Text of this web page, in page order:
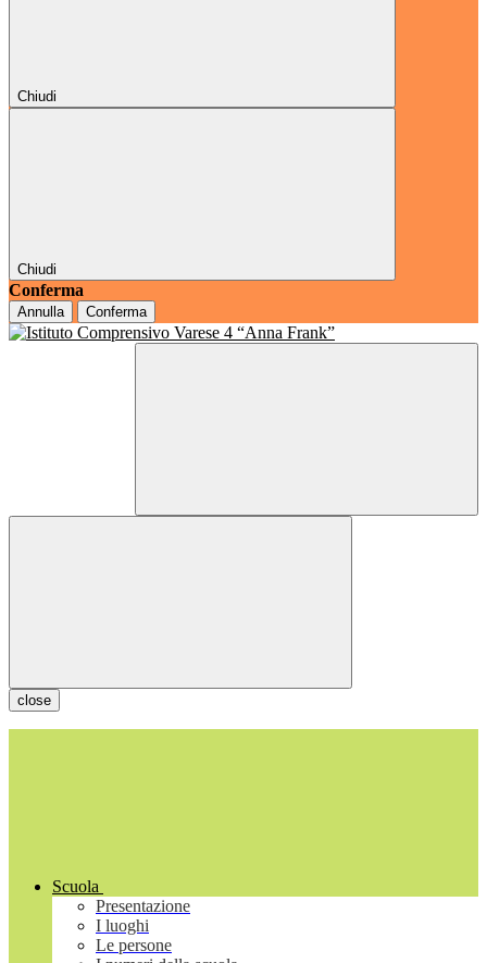
Chiudi
Chiudi
Conferma
Annulla Conferma
close
Scuola
Presentazione
I luoghi
Le persone